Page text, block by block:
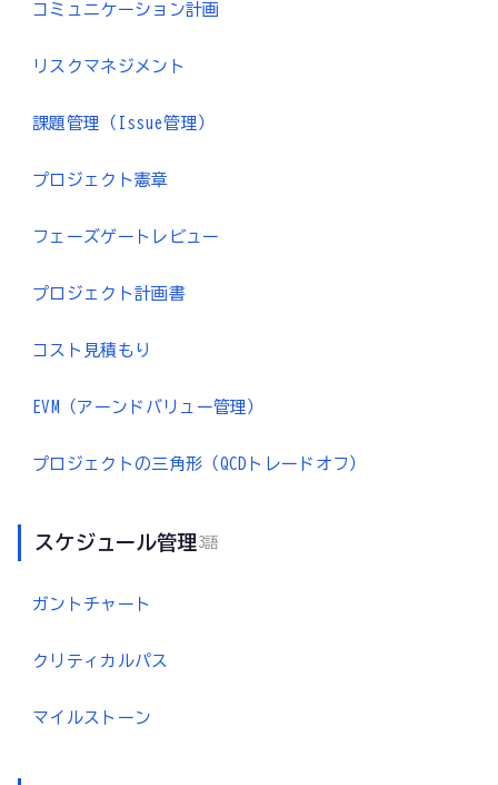
コミュニケーション計画
リスクマネジメント
課題管理（Issue管理）
プロジェクト憲章
フェーズゲートレビュー
プロジェクト計画書
コスト見積もり
EVM（アーンドバリュー管理）
プロジェクトの三角形（QCDトレードオフ）
スケジュール管理3語
ガントチャート
クリティカルパス
マイルストーン